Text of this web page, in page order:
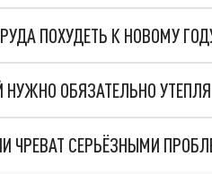
ПОХУДЕТЬ К НОВОМУ
ОБЯЗАТЕЛЬНО
ЧРЕВАТ СЕРЬЁЗНЫМИ